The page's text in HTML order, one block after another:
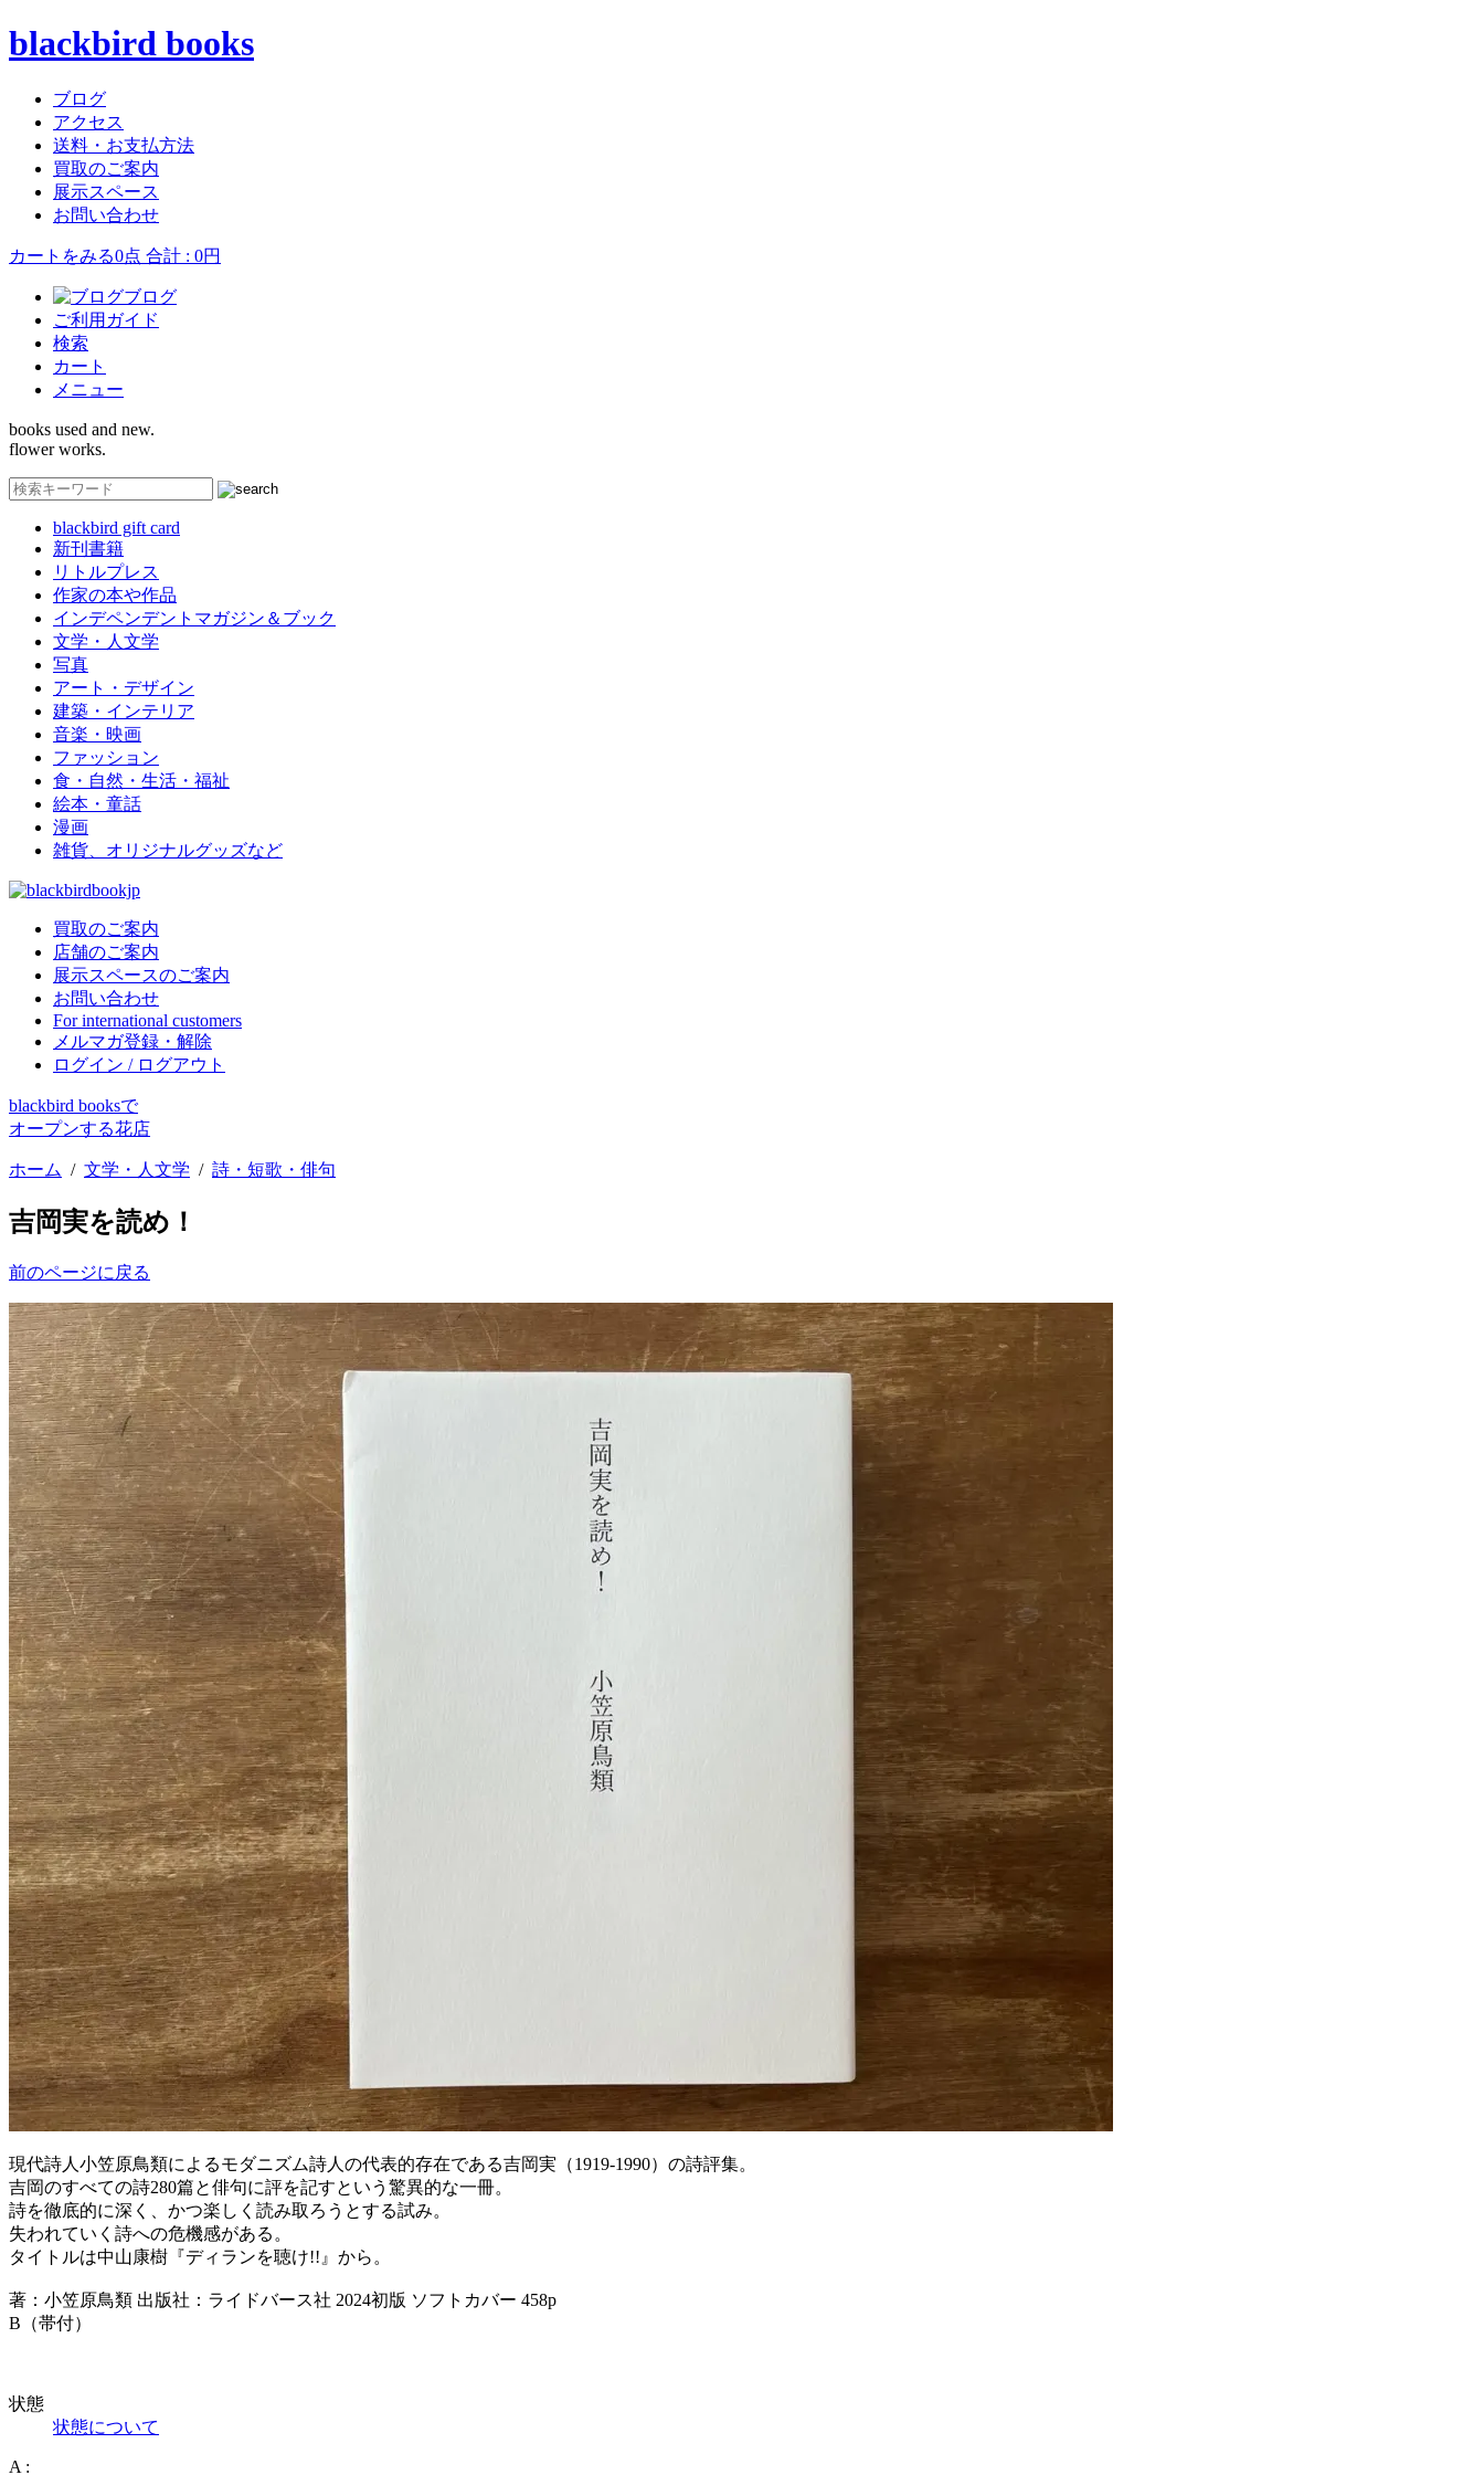
blackbird books
ブログ
アクセス
送料・お支払方法
買取のご案内
展示スペース
お問い合わせ
カートをみる0点 合計 : 0円
ブログ
ご利用ガイド
検索
カート
メニュー
books used and new.
flower works.
blackbird gift card
新刊書籍
リトルプレス
作家の本や作品
インデペンデントマガジン＆ブック
文学・人文学
写真
アート・デザイン
建築・インテリア
音楽・映画
ファッション
食・自然・生活・福祉
絵本・童話
漫画
雑貨、オリジナルグッズなど
買取のご案内
店舗のご案内
展示スペースのご案内
お問い合わせ
For international customers
メルマガ登録・解除
ログイン / ログアウト
blackbird booksで
オープンする花店
ホーム / 文学・人文学 / 詩・短歌・俳句
吉岡実を読め！
前のページに戻る
現代詩人小笠原鳥類によるモダニズム詩人の代表的存在である吉岡実（1919-1990）の詩評集。
吉岡のすべての詩280篇と俳句に評を記すという驚異的な一冊。
詩を徹底的に深く、かつ楽しく読み取ろうとする試み。
失われていく詩への危機感がある。
タイトルは中山康樹『ディランを聴け!!』から。
著：小笠原鳥類 出版社：ライドバース社 2024初版 ソフトカバー 458p
B（帯付）
状態
状態について
A :